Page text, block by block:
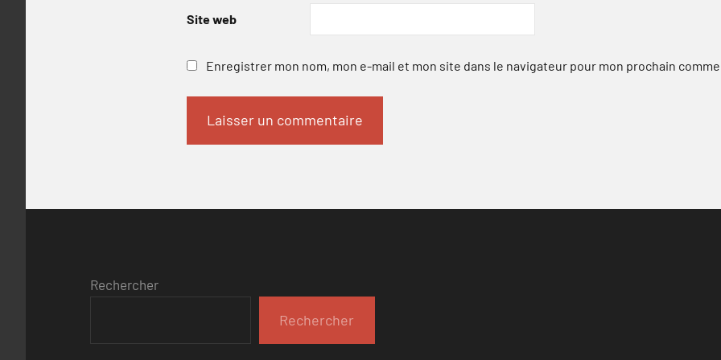
Site web
Enregistrer mon nom, mon e-mail et mon site dans le navigateur pour mon prochain
Rechercher
Rechercher